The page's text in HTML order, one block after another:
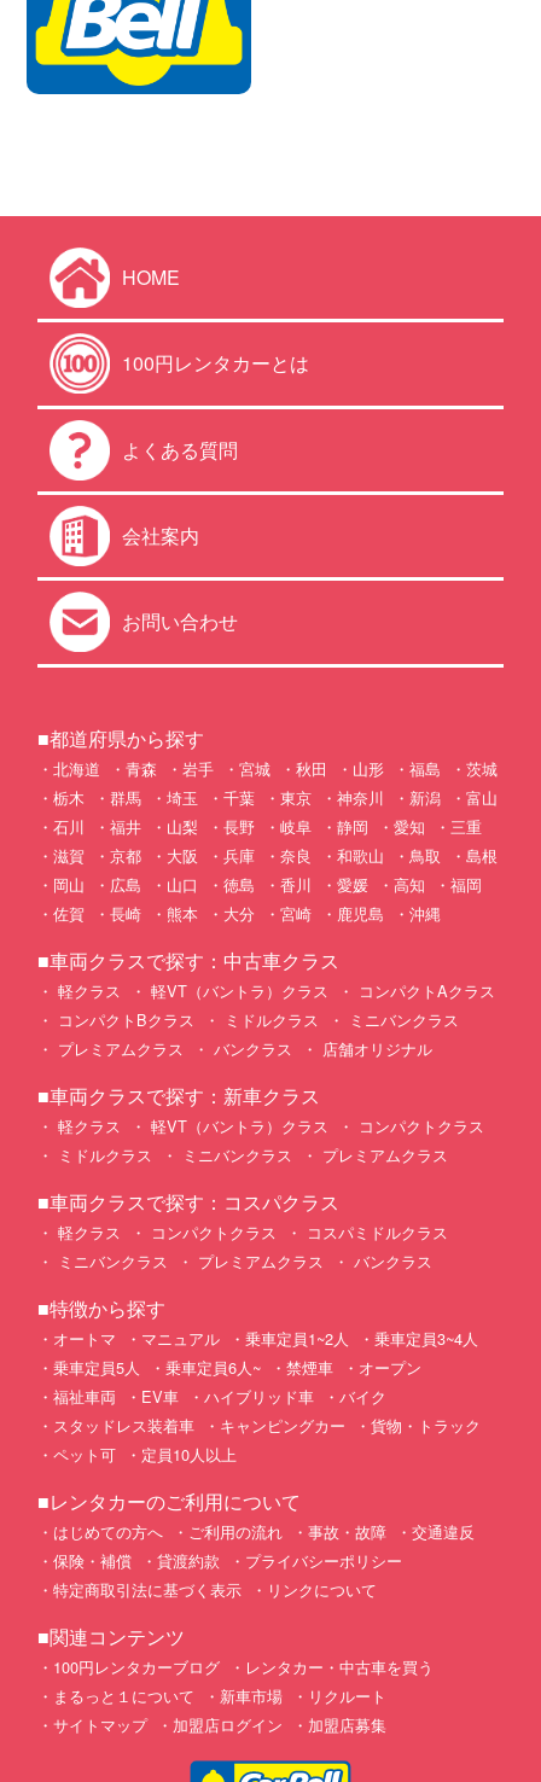
HOME
100円レンタカーとは
よくある質問
会社案内
お問い合わせ
■都道府県から探す
北海道 青森 岩手 宮城 秋田 山形 福島
茨城
栃木
群馬 埼玉 千葉 東京 神奈川 新潟
富山
石川
福井 山梨 長野 岐阜 静岡 愛知
三重
滋賀
京都 大阪 兵庫 奈良 和歌山 鳥取
島根
岡山
広島 山口 徳島 香川 愛媛 高知
福岡
佐賀
長崎 熊本 大分 宮崎 鹿児島 沖縄
■車両クラスで探す：中古車クラス
軽クラス 軽VT（バントラ）クラス
コンパクトAクラス
コンパクトBクラス
ミドルクラス
ミニバンクラス
プレミアムクラス
バンクラス 店舗オリジナル
■車両クラスで探す：新車クラス
軽クラス 軽VT（バントラ）クラス
コンパクトクラス
ミドルクラス
ミニバンクラス プレミアムクラス
■車両クラスで探す：コスパクラス
軽クラス コンパクトクラス
コスパミドルクラス
ミニバンクラス
プレミアムクラス バンクラス
■特徴から探す
オートマ マニュアル 乗車定員1~2人
乗車定員3~4人
乗車定員5人
乗車定員6人~ 禁煙車
オープン
福祉車両
EV車 ハイブリッド車
バイク
スタッドレス装着車
キャンピングカー
貨物・トラック
ペット可
定員10人以上
■レンタカーのご利用について
はじめての方へ ご利用の流れ 事故・故障
交通違反
保険・補償
貸渡約款
プライバシーポリシー
特定商取引法に基づく表示
リンクについて
■関連コンテンツ
100円レンタカーブログ
レンタカー・中古車を買う
まるっと１について
新車市場
リクルート
サイトマップ
加盟店ログイン 加盟店募集